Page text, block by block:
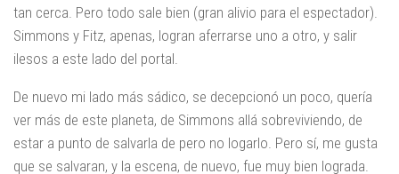
tan cerca. Pero todo sale bien (gran alivio para el espectador).
Simmons y Fitz, apenas, logran aferrarse uno a otro, y salir
ilesos a este lado del portal.
De nuevo mi lado más sádico, se decepcionó un poco, quería
ver más de este planeta, de Simmons allá sobreviviendo, de
estar a punto de salvarla de pero no logarlo. Pero sí, me gusta
que se salvaran, y la escena, de nuevo, fue muy bien lograda.